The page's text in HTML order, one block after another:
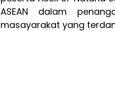
ASEAN dalam
masayarakat yang